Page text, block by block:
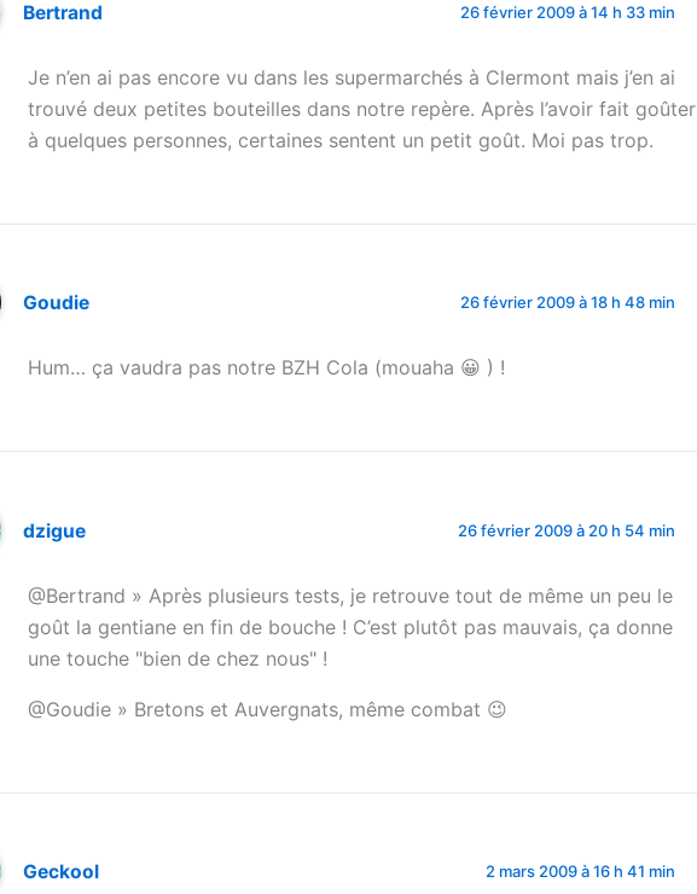
Bertrand 26 février 2009 à 14 h 33 min
Je n’en ai pas encore vu dans les supermarchés à Clermont mais j’en ai
trouvé deux petites bouteilles dans notre repère. Après l’avoir fait goûter
à quelques personnes, certaines sentent un petit goût. Moi pas trop.
Goudie 26 février 2009 à 18 h 48 min
Hum… ça vaudra pas notre BZH Cola (mouaha 😀 ) !
dzigue 26 février 2009 à 20 h 54 min
@Bertrand » Après plusieurs tests, je retrouve tout de même un peu le
goût la gentiane en fin de bouche ! C’est plutôt pas mauvais, ça donne
une touche "bien de chez nous" !
@Goudie » Bretons et Auvergnats, même combat 😉
Geckool 2 mars 2009 à 16 h 41 min